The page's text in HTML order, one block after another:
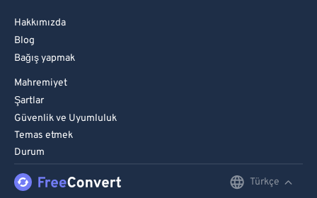
Hakkımızda
Blog
Bağış yapmak
Mahremiyet
Şartlar
Güvenlik ve Uyumluluk
Temas etmek
Durum
Türkçe